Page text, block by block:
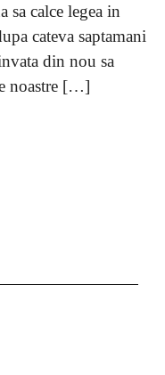
calce legea in
cateva saptamani
din nou sa
noastre […]